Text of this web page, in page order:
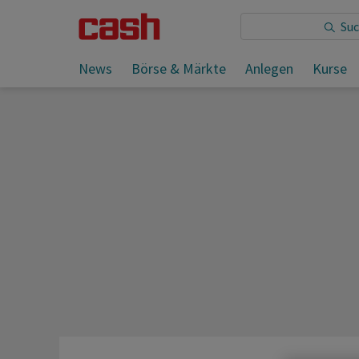
News Börse & Märkte Anlegen Kurse
Sie lesen: